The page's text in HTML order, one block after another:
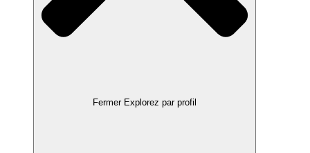
Fermer Explorez par profil